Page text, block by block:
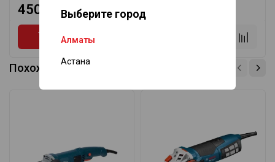
Выберите город
Алматы
Астана
450 ₸
Похожие товары